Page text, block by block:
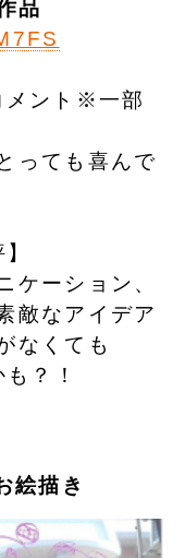
品
ント※一部
っても喜んで
ケーション、
敵なアイデア
なくても
？！
絵描き